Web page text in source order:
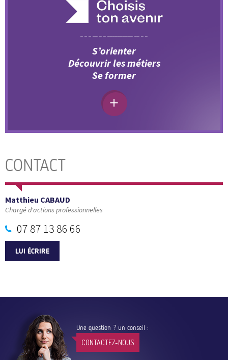
S’orienter
Découvrir les métiers
Se former
CONTACT
Matthieu CABAUD
Chargé d'actions professionnelles
07 87 13 86 66
LUI ÉCRIRE
Une question ? un conseil :
CONTACTEZ-NOUS